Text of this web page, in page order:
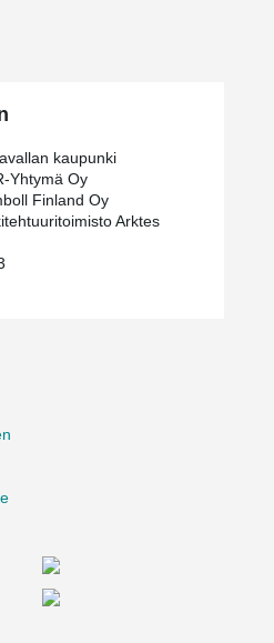
kaupunki
Yhtymä Oy
Finland Oy
Arktes